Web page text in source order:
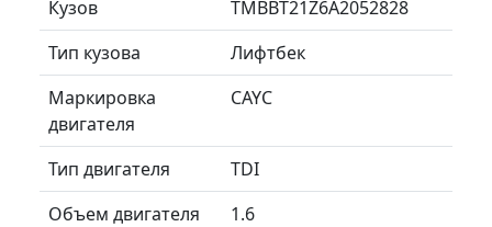
Кузов
TMBBT21Z6A2052828
Тип кузова
Лифтбек
Маркировка
двигателя
CAYC
Тип двигателя
TDI
Объем двигателя
1.6